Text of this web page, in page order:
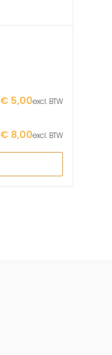
€ 5,00excl. BTW
€ 8,00excl. BTW